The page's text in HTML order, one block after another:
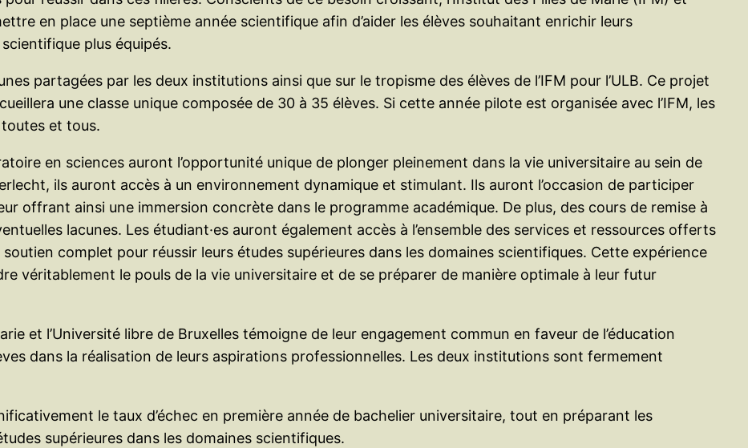
en place une septième année scientifique afin d’aider les élèves souhaitant enrichir leurs
plus équipés.
partagées par les deux institutions ainsi que sur le tropisme des élèves de l’IFM pour l’ULB. Ce projet
une classe unique composée de 30 à 35 élèves. Si cette année pilote est organisée avec l’IFM, les
et tous.
en sciences auront l’opportunité unique de plonger pleinement dans la vie universitaire au sein de
ils auront accès à un environnement dynamique et stimulant. Ils auront l’occasion de participer
offrant ainsi une immersion concrète dans le programme académique. De plus, des cours de remise à
lacunes. Les étudiant·es auront également accès à l’ensemble des services et ressources offerts
soutien complet pour réussir leurs études supérieures dans les domaines scientifiques. Cette expérience
véritablement le pouls de la vie universitaire et de se préparer de manière optimale à leur futur
et l’Université libre de Bruxelles témoigne de leur engagement commun en faveur de l’éducation
dans la réalisation de leurs aspirations professionnelles. Les deux institutions sont fermement
le taux d’échec en première année de bachelier universitaire, tout en préparant les
supérieures dans les domaines scientifiques.